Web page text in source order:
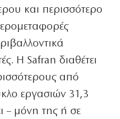
και περισσότερο
Η Safran διαθέτει
από
εργασιών 31,3
– μόνη της ή σε